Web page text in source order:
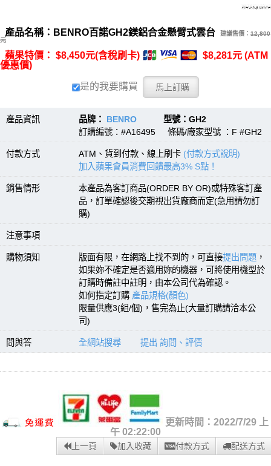
產品名稱：BENRO百諾GH2鎂鋁合金懸臂式雲台 建議售價： 12,800
元
蘋果特價： $8,450元(含稅刷卡)
$8,281元 (ATM
優惠價)
是的我要購買
產品資訊 品牌： BENRO 型號：GH2
訂購編號：#A16495 條碼/廠家型號 ：F #GH2
付款方式 ATM、貨到付款、線上刷卡 (付款方式說明)
加入蘋果會員消費回饋最高3% S點！
銷售情形
本產品為客訂商品(ORDER BY OR)或特殊客訂產
品，訂單確認後交期視出貨廠商而定(急用請勿訂
購)
注意事項
購物須知 版面有限，在網路上找不到的，可直接提出問題 ，
如果妳不確定是否適用妳的機器，可將使用機型於
訂購時備註中註明，由本公司代為確認。
如何指定訂購 產品規格(顏色)
限量供應3(組/個)，售完為止(大量訂購請洽本公
司)
問與答 全網站搜尋 提出 詢問、評價
更新時間：2022/7/29 上
午 02:22:00
上一頁 加入收藏 付款方式 配送方式